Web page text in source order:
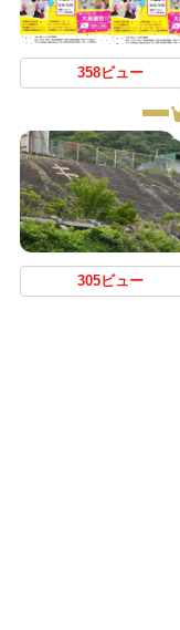
358ビュー
305ビュー